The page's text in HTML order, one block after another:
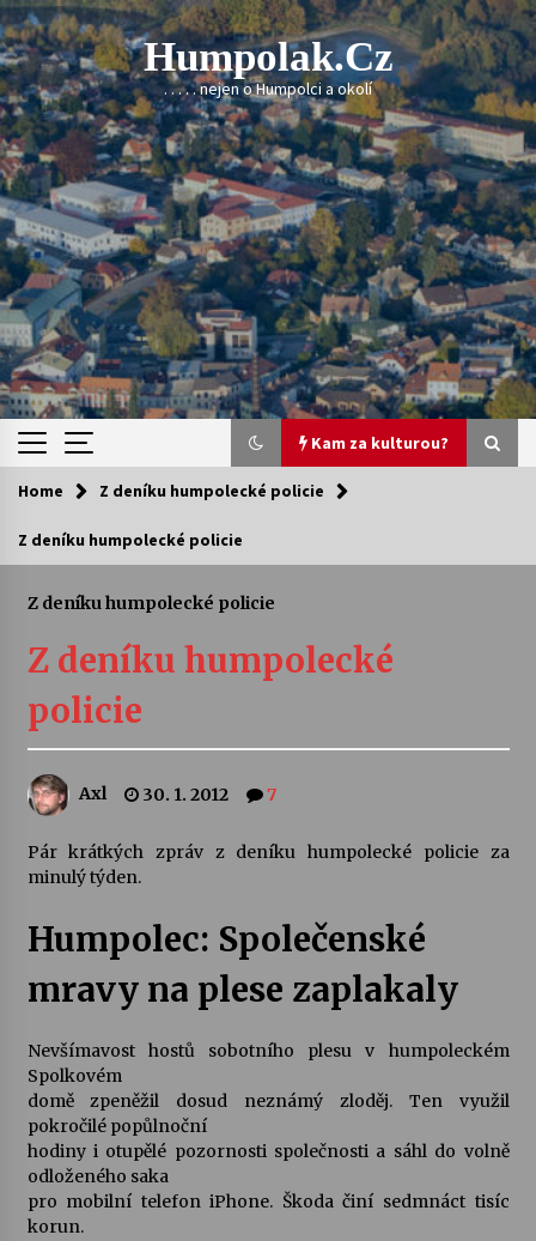
Skip
to
content
Humpolak.cz
. . . . . nejen o Humpolci a okolí
Kam za kulturou?
Kam za kulturou?
Sukuba Ensemble
Vernisáž výstavy Josefíny Duškové: Stávám se
Veselí muzikanti
šedesátka: 28. 7.–1. 8. 2026
28. 7. 2026
Letní koncerty ve Stromovce: Kolchoz a
28. 7. 2026
Votavžatský ploty
23. 7. 2026
Home Z deníku humpolecké policie
Z deníku humpolecké policie
Z deníku humpolecké policie
Z deníku humpolecké
policie
Axl 30. 1. 2012 7
Pár krátkých zpráv z deníku humpolecké policie za
minulý týden.
Humpolec: Společenské
mravy na plese zaplakaly
Nevšímavost hostů sobotního plesu v humpoleckém
Spolkovém
domě zpeněžil dosud neznámý zloděj. Ten využil
pokročilé popůlnoční
hodiny i otupělé pozornosti společnosti a sáhl do volně
odloženého saka
pro mobilní telefon iPhone. Škoda činí sedmnáct tisíc
korun.